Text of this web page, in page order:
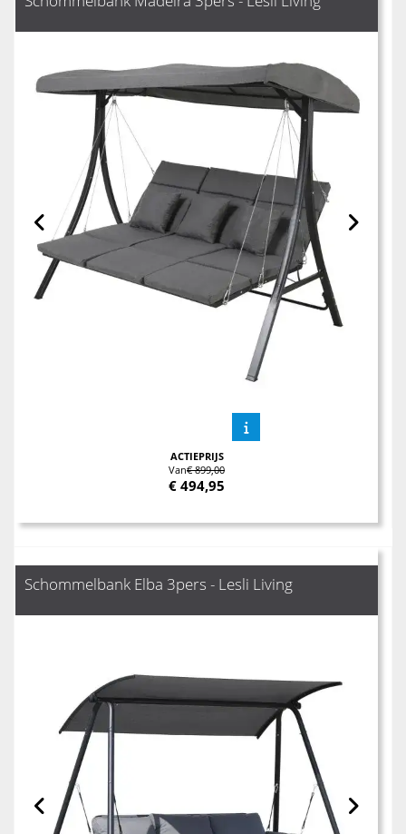
ACTIEPRIJS
Van€ 899,00
€ 494,95
Schommelbank Elba 3pers - Lesli Living